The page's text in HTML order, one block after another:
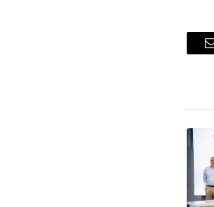
البريد